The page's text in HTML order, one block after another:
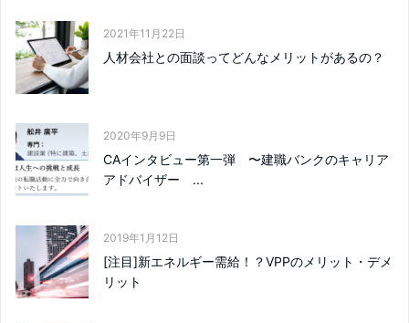
2021年11月22日
人材会社との面談ってどんなメリットがあるの？
2020年9月9日
CAインタビュー第一弾 〜建職バンクのキャリア
アドバイザー ...
2019年1月12日
[注目]新エネルギー需給！？VPPのメリット・デメ
リット